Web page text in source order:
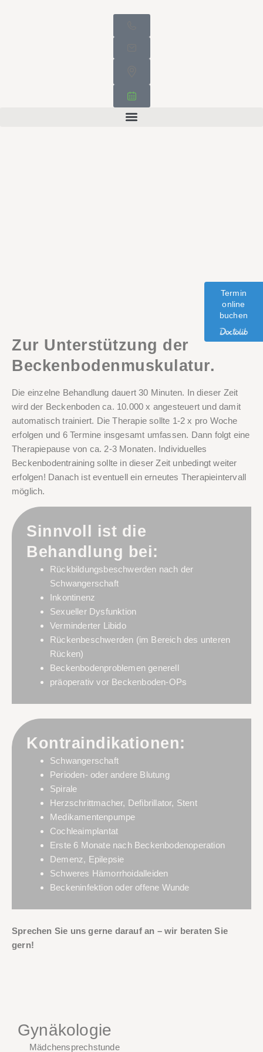
Zur Unterstützung der
Beckenbodenmuskulatur.
Die einzelne Behandlung dauert30 Minuten. In dieser Zeit
wird der Beckenboden ca. 10.000 x angesteuert und damit
automatisch trainiert. Die Therapie sollte 1-2 x pro Woche
erfolgen und 6 Termine insgesamt umfassen. Dann folgt eine
Therapiepause von ca. 2-3 Monaten. Individuelles
Beckenbodentraining sollte in dieser Zeit unbedingt weiter
erfolgen! Danach ist eventuell ein erneutes Therapieintervall
möglich.
Sinnvoll ist die
Behandlung bei:
Rückbildungsbeschwerden nach der
Schwangerschaft
Inkontinenz
Sexueller Dysfunktion
Verminderter Libido
Rückenbeschwerden (im Bereich des unteren
Rücken)
Beckenbodenproblemen generell
präoperativ vor Beckenboden-OPs
Kontraindikationen:
Schwangerschaft
Perioden- oder andere Blutung
Spirale
Herzschrittmacher, Defibrillator, Stent
Medikamentenpumpe
Cochleaimplantat
Erste 6 Monate nach Beckenbodenoperation
Demenz, Epilepsie
Schweres Hämorrhoidalleiden
Beckeninfektion oder offene Wunde
Sprechen Sie uns gerne darauf an – wir beraten Sie
gern!
Gynäkologie
Mädchensprechstunde
Termin
online
buchen